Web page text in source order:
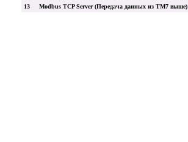
13
Modbus TCP Server (Передача данных из TM7 выше)